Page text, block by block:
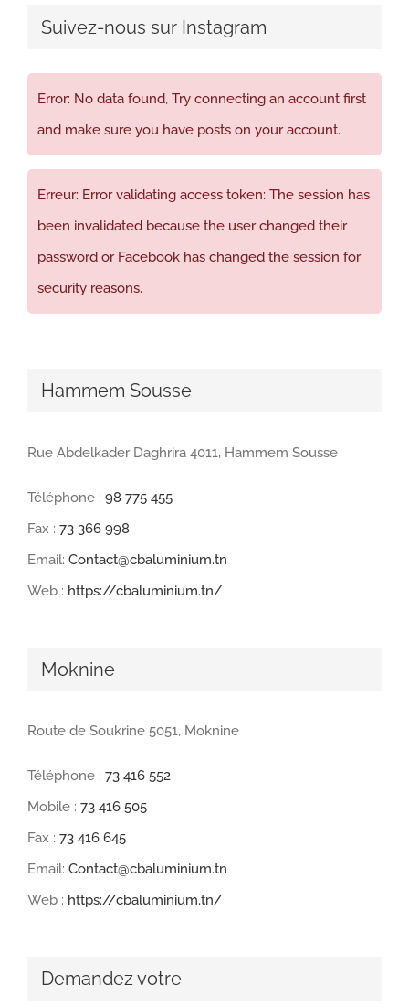
Suivez-nous sur Instagram
Error: No data found, Try connecting an account first
and make sure you have posts on your account.
Erreur: Error validating access token: The session has
been invalidated because the user changed their
password or Facebook has changed the session for
security reasons.
Hammem Sousse
Rue Abdelkader Daghrira 4011, Hammem Sousse
Téléphone : 98 775 455
Fax : 73 366 998
Email: Contact@cbaluminium.tn
Web : https://cbaluminium.tn/
Moknine
Route de Soukrine 5051, Moknine
Téléphone : 73 416 552
Mobile : 73 416 505
Fax : 73 416 645
Email: Contact@cbaluminium.tn
Web : https://cbaluminium.tn/
Demandez votre